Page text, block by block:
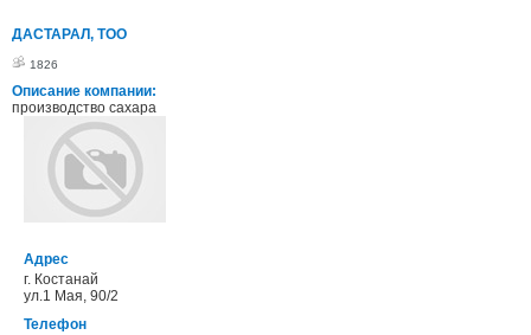
ДАСТАРАЛ, ТОО
1826
Описание компании:
производство сахара
Адрес
г. Костанай
ул.1 Мая, 90/2
Телефон